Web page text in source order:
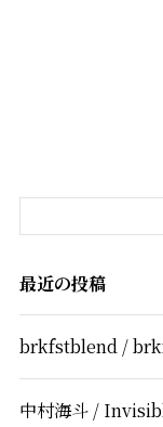
最近の投稿
brkfstblend /
中村海斗 /